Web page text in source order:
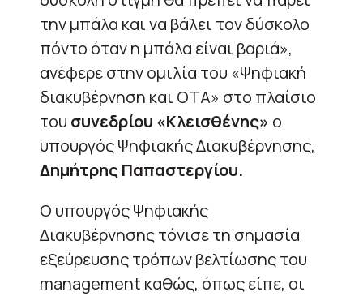
την μπάλα και να βάλει τον δύσκολο
πόντο όταν η μπάλα είναι βαριά»,
ανέφερε στην ομιλία του «Ψηφιακή
διακυβέρνηση και ΟΤΑ» στο πλαίσιο
του συνεδρίου «Κλεισθένης» ο
υπουργός Ψηφιακής Διακυβέρνησης,
Δημήτρης Παπαστεργίου.
Ο υπουργός Ψηφιακής
Διακυβέρνησης τόνισε τη σημασία
εξεύρευσης τρόπων βελτίωσης του
management καθώς, όπως είπε, οι